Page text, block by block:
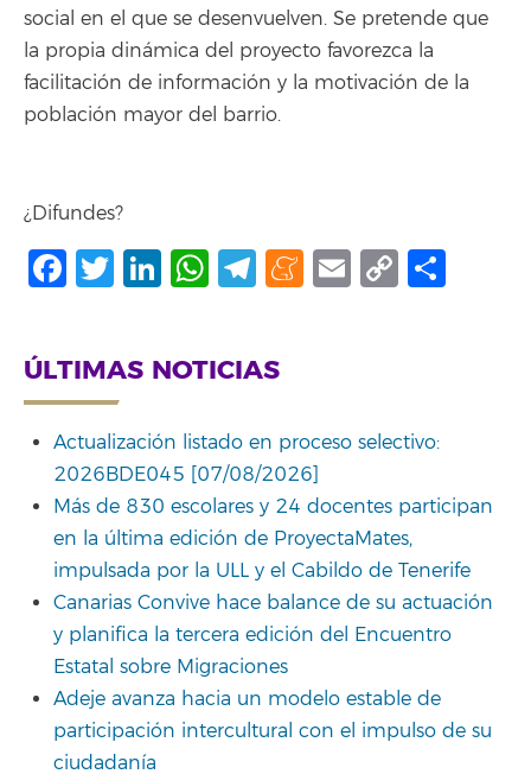
social en el que se desenvuelven. Se pretende que
la propia dinámica del proyecto favorezca la
facilitación de información y la motivación de la
población mayor del barrio.
¿Difundes?
Facebook
Twitter
LinkedIn
WhatsApp
Telegram
Meneame
Email
Copy
ÚLTIMAS NOTICIAS
Actualización listado en proceso selectivo:
2026BDE045 [07/08/2026]
Más de 830 escolares y 24 docentes participan
en la última edición de ProyectaMates,
impulsada por la ULL y el Cabildo de Tenerife
Canarias Convive hace balance de su actuación
y planifica la tercera edición del Encuentro
Estatal sobre Migraciones
Adeje avanza hacia un modelo estable de
participación intercultural con el impulso de su
ciudadanía